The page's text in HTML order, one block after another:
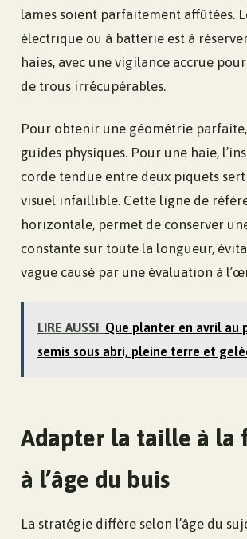
lames soient parfaitement affûtées.
électrique ou à batterie est à
haies, avec une vigilance accrue
de trous irrécupérables.
Pour obtenir une géométrie
guides physiques. Pour une haie,
corde tendue entre deux piquets
visuel infaillible. Cette ligne de
horizontale, permet de conserver
constante sur toute la longueur,
vague causé par une évaluation à
LIRE AUSSI Que planter en avril au
semis sous abri, pleine terre et
Adapter la taille à la
à l’âge du buis
La stratégie diffère selon l’âge du